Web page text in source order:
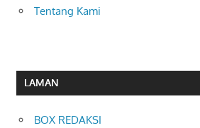
Tentang Kami
LAMAN
BOX REDAKSI